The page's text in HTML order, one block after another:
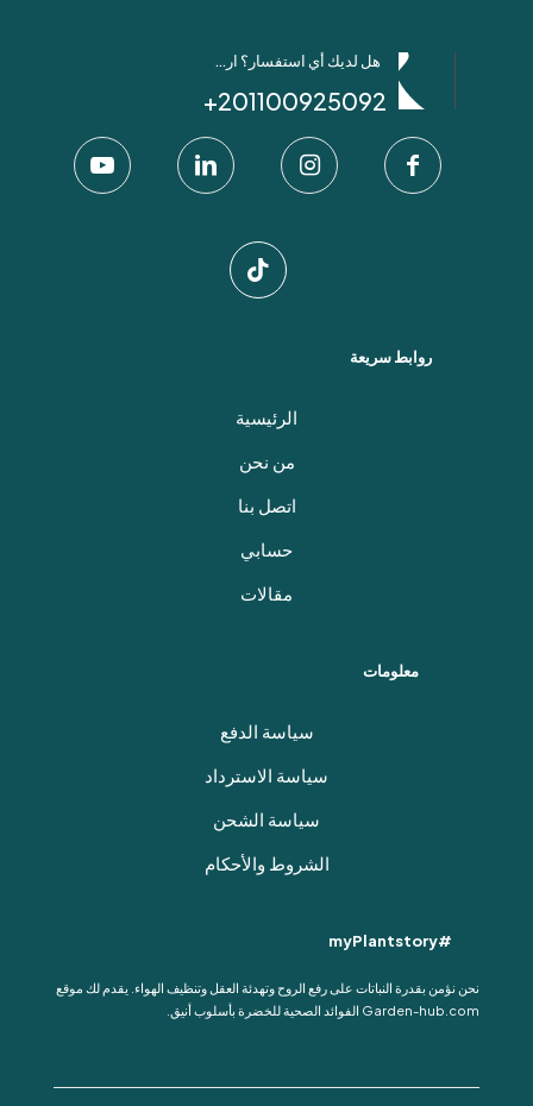
هل لديك أي استفسار؟ ارسل لنا عبر واتساب!
201100925092+
روابط سريعة
الرئيسية
من نحن
اتصل بنا
حسابي
مقالات
معلومات
سياسة الدفع
سياسة الاسترداد
سياسة الشحن
الشروط والأحكام
#myPlantstory
نحن نؤمن بقدرة النباتات على رفع الروح وتهدئة العقل وتنظيف الهواء. يقدم لك موقع
Garden-hub.com الفوائد الصحية للخضرة بأسلوب أنيق.